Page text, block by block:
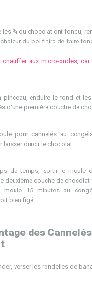
les ¾ du chocolat ont fondu,
chaleur du bol finira de faire
chauffer aux micro-ondes,
pinceau, enduire le fond et
d’une première couche de
pour cannelés au
laisser durcir le chocolat.
de temps, sortir le moule
deuxième couche de chocolat
moule 15 minutes au
bien figé.
des
verser les rondelles de